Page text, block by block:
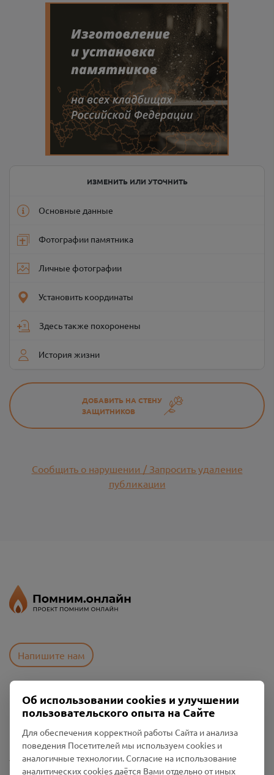
ИЗМЕНИТЬ ИЛИ УТОЧНИТЬ
Основные данные
Фотографии памятника
Личные фотографии
Установить координаты
Здесь также похоронены
История жизни
ДОБАВИТЬ НА СТЕНУ
ЗАЩИТНИКОВ
Сообщить о нарушении / Запросить удаление
публикации
Напишите нам
Пользовательское соглашение
Политика конфиденциальности
Промо-материалы
Настройки cookies
Об использовании cookies и улучшении
пользовательского опыта на Сайте
Для обеспечения корректной работы Сайта и анализа
поведения Посетителей мы используем cookies и
аналогичные технологии. Согласие на использование
аналитических cookies даётся Вами отдельно от иных